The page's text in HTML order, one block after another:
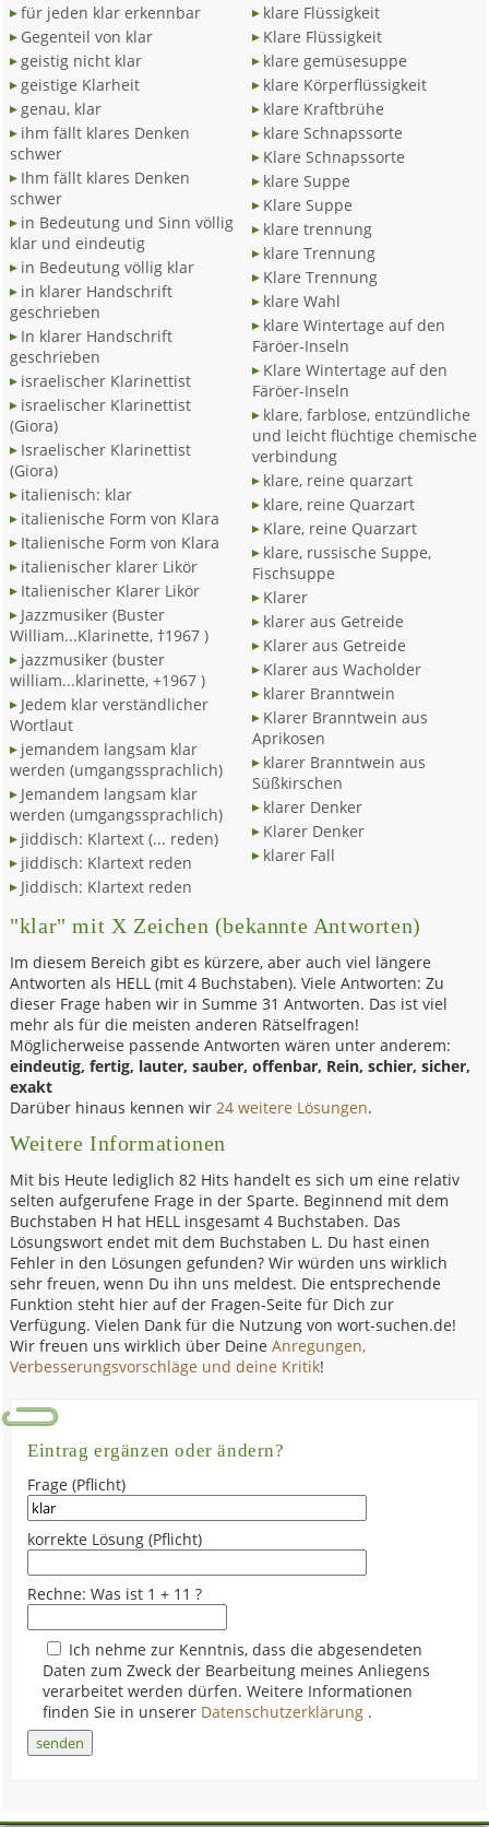
für jeden klar erkennbar
Gegenteil von klar
geistig nicht klar
geistige Klarheit
genau, klar
ihm fällt klares Denken
schwer
Ihm fällt klares Denken
schwer
in Bedeutung und Sinn völlig
klar und eindeutig
in Bedeutung völlig klar
in klarer Handschrift
geschrieben
In klarer Handschrift
geschrieben
israelischer Klarinettist
israelischer Klarinettist
(Giora)
Israelischer Klarinettist
(Giora)
italienisch: klar
italienische Form von Klara
Italienische Form von Klara
italienischer klarer Likör
Italienischer Klarer Likör
Jazzmusiker (Buster
William...Klarinette, †1967 )
jazzmusiker (buster
william...klarinette, +1967 )
Jedem klar verständlicher
Wortlaut
jemandem langsam klar
werden (umgangssprachlich)
Jemandem langsam klar
werden (umgangssprachlich)
jiddisch: Klartext (... reden)
jiddisch: Klartext reden
Jiddisch: Klartext reden
klare Flüssigkeit
Klare Flüssigkeit
klare gemüsesuppe
klare Körperflüssigkeit
klare Kraftbrühe
klare Schnapssorte
Klare Schnapssorte
klare Suppe
Klare Suppe
klare trennung
klare Trennung
Klare Trennung
klare Wahl
klare Wintertage auf den
Färöer-Inseln
Klare Wintertage auf den
Färöer-Inseln
klare, farblose, entzündliche
und leicht flüchtige chemische
verbindung
klare, reine quarzart
klare, reine Quarzart
Klare, reine Quarzart
klare, russische Suppe,
Fischsuppe
Klarer
klarer aus Getreide
Klarer aus Getreide
Klarer aus Wacholder
klarer Branntwein
Klarer Branntwein aus
Aprikosen
klarer Branntwein aus
Süßkirschen
klarer Denker
Klarer Denker
klarer Fall
"klar" mit X Zeichen (bekannte Antworten)
Im diesem Bereich gibt es kürzere, aber auch viel längere
Antworten als HELL (mit 4 Buchstaben). Viele Antworten: Zu
dieser Frage haben wir in Summe 31 Antworten. Das ist viel
mehr als für die meisten anderen Rätselfragen!
Möglicherweise passende Antworten wären unter anderem:
eindeutig, fertig, lauter, sauber, offenbar, Rein, schier, sicher,
exakt
Darüber hinaus kennen wir24 weitere Lösungen.
Weitere Informationen
Mit bis Heute lediglich 82 Hits handelt es sich um eine relativ
selten aufgerufene Frage in der Sparte. Beginnend mit dem
Buchstaben H hat HELL insgesamt 4 Buchstaben. Das
Lösungswort endet mit dem Buchstaben L. Du hast einen
Fehler in den Lösungen gefunden? Wir würden uns wirklich
sehr freuen, wenn Du ihn uns meldest. Die entsprechende
Funktion steht hier auf der Fragen-Seite für Dich zur
Verfügung. Vielen Dank für die Nutzung von wort-suchen.de!
Wir freuen uns wirklich über DeineAnregungen,
Verbesserungsvorschläge und deine Kritik!
Eintrag ergänzen oder ändern?
Frage (Pflicht)
korrekte Lösung (Pflicht)
Rechne: Was ist 1 + 11 ?
Ich nehme zur Kenntnis, dass die abgesendeten
Daten zum Zweck der Bearbeitung meines Anliegens
verarbeitet werden dürfen. Weitere Informationen
finden Sie in unserer Datenschutzerklärung .